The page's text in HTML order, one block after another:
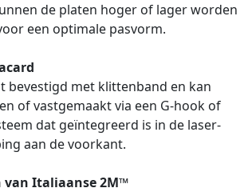
de platen hoger of lager worden
een optimale pasvorm.
bevestigd met klittenband en kan
of vastgemaakt via een G-hook of
dat geïntegreerd is in de laser-
aan de voorkant.
van Italiaanse 2M™